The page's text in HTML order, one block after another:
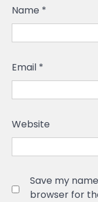
Name *
Email *
Website
Save my
browser for